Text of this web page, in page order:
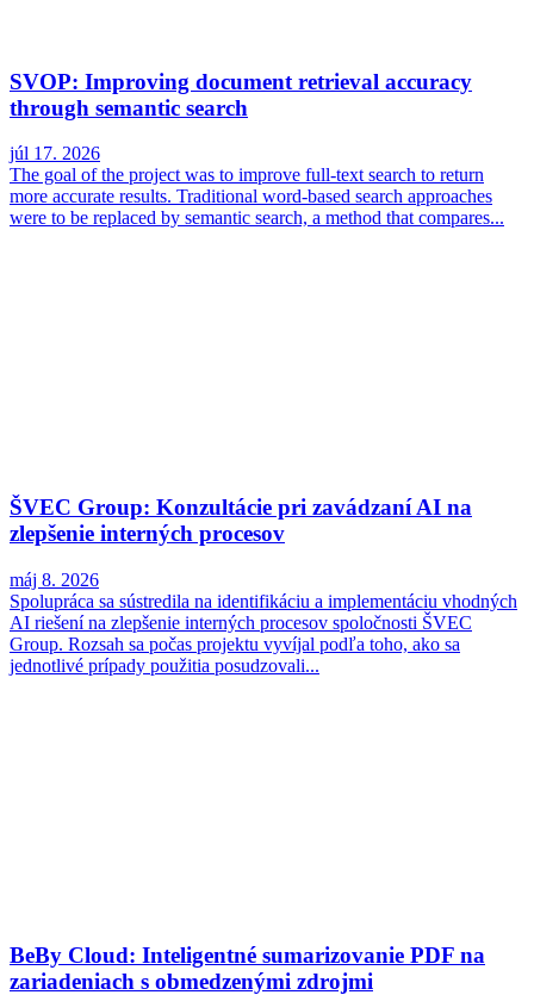
SVOP: Improving document retrieval accuracy
through semantic search
júl 17. 2026
The goal of the project was to improve full-text search to return
more accurate results. Traditional word-based search approaches
were to be replaced by semantic search, a method that compares...
ŠVEC Group: Konzultácie pri zavádzaní AI na
zlepšenie interných procesov
máj 8. 2026
Spolupráca sa sústredila na identifikáciu a implementáciu vhodných
AI riešení na zlepšenie interných procesov spoločnosti ŠVEC
Group. Rozsah sa počas projektu vyvíjal podľa toho, ako sa
jednotlivé prípady použitia posudzovali...
BeBy Cloud: Inteligentné sumarizovanie PDF na
zariadeniach s obmedzenými zdrojmi